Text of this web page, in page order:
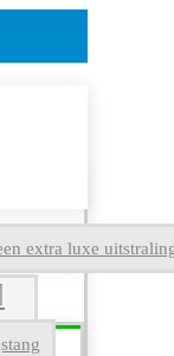
extra luxe